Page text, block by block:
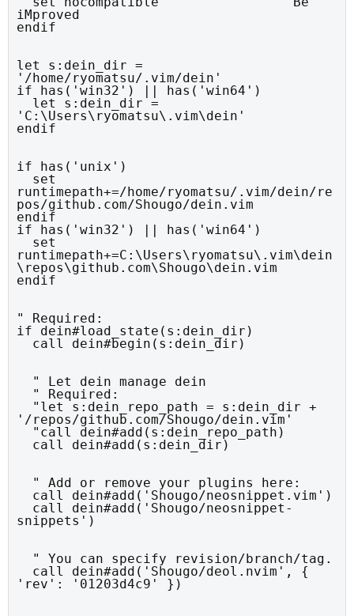
iMproved
endif
let s:dein_dir =
'/home/ryomatsu/.vim/dein'
if has('win32') || has('win64')
'C:\Users\ryomatsu\.vim\dein'
endif
if has('unix')
runtimepath+=/home/ryomatsu/.vim/dein/re
pos/github.com/Shougo/dein.vim
endif
if has('win32') || has('win64')
runtimepath+=C:\Users\ryomatsu\.vim\dein
\repos\github.com\Shougo\dein.vim
endif
" Required:
if dein#load_state(s:dein_dir)
  call dein#begin(s:dein_dir)
'/repos/github.com/Shougo/dein.vim'
  call dein#add(s:dein_dir)
snippets')
'rev': '01203d4c9' })